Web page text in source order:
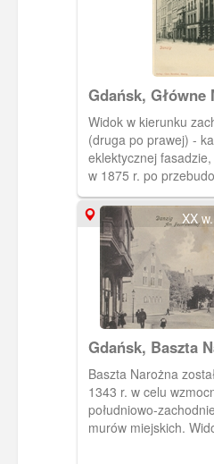
Gdańsk, Główne
Rechstadt, ulica
122 do 129 (od
Widok w kierunku zachodnim. Nr 123
(druga po prawej) -
eklektycznej
w 1875 r. po
Pocztówka sprzed
XX w.
Gdańsk, Baszta
skrzyżowanie z
Bogusławskiego
Baszta Narożna
1343 r. w celu
południowo-
murów miejskich.